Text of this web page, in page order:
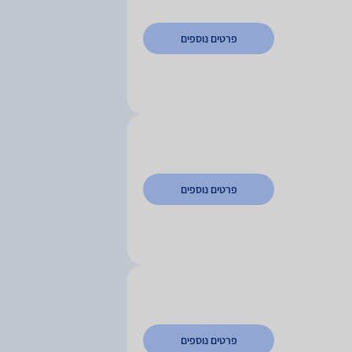
פרטים נוספים
פרטים נוספים
פרטים נוספים